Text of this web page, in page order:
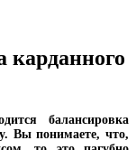
карданного
балансировка
Вы понимаете, что,